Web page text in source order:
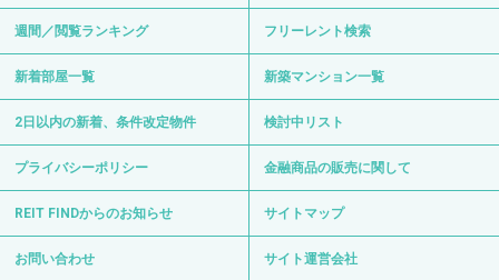
週間／閲覧ランキング フリーレント検索
新着部屋一覧 新築マンション一覧
2日以内の新着、条件改定物件 検討中リスト
プライバシーポリシー 金融商品の販売に関して
REIT FINDからのお知らせ サイトマップ
お問い合わせ サイト運営会社